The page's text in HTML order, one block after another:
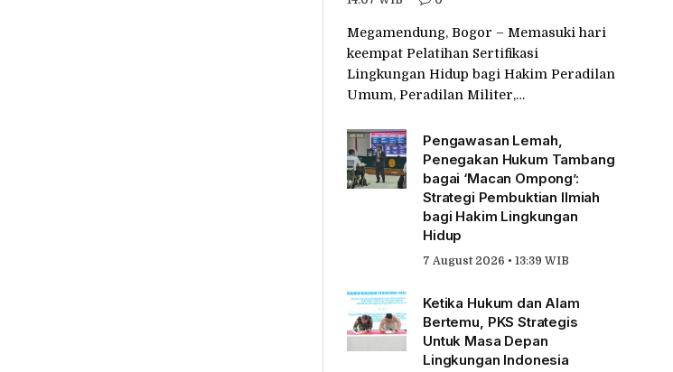
Megamendung, Bogor – Memasuki hari
keempat Pelatihan Sertifikasi
Lingkungan Hidup bagi Hakim Peradilan
Umum, Peradilan Militer,…
Pengawasan Lemah,
Penegakan Hukum Tambang
bagai ‘Macan Ompong’:
Strategi Pembuktian Ilmiah
bagi Hakim Lingkungan
Hidup
7 August 2026 • 13:39 WIB
Ketika Hukum dan Alam
Bertemu, PKS Strategis
Untuk Masa Depan
Lingkungan Indonesia